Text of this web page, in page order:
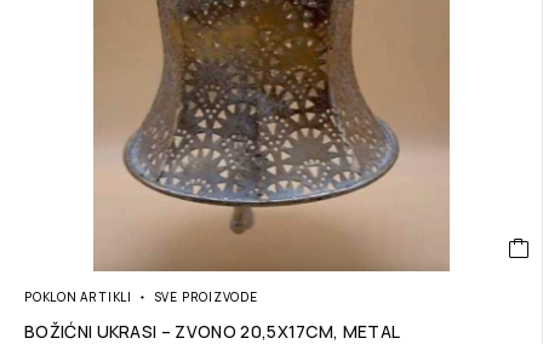
POKLON ARTIKLI SVE PROIZVODE
BOŽIĆNI UKRASI – ZVONO 20,5X17CM, METAL